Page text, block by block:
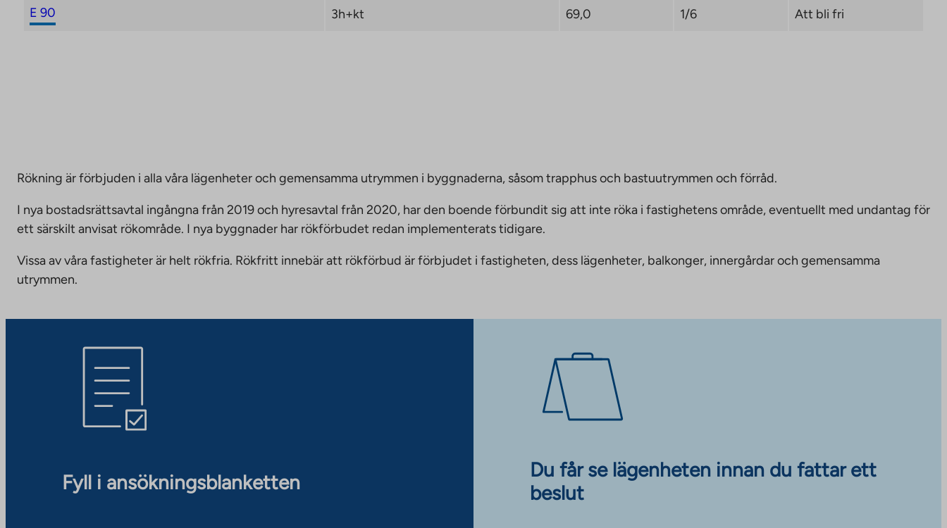
E 90 3h+kt 69,0 1/6 Att bli fri
Rökning är förbjuden i alla våra lägenheter och gemensamma utrymmen i byggnaderna, såsom trapphus och bastuutrymmen och förråd.
I nya bostadsrättsavtal ingångna från 2019 och hyresavtal från 2020, har den boende förbundit sig att inte röka i fastighetens område, eventuellt med undantag för
ett särskilt anvisat rökområde. I nya byggnader har rökförbudet redan implementerats tidigare.
Vissa av våra fastigheter är helt rökfria. Rökfritt innebär att rökförbud är förbjudet i fastigheten, dess lägenheter, balkonger, innergårdar och gemensamma
utrymmen.
Fyll i ansökningsblanketten
Du får se lägenheten innan du fattar ett
beslut